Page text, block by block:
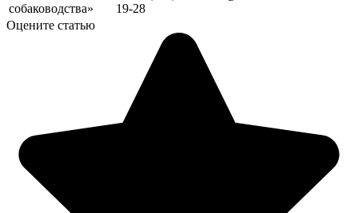
собаководства»
19-28
Оцените статью